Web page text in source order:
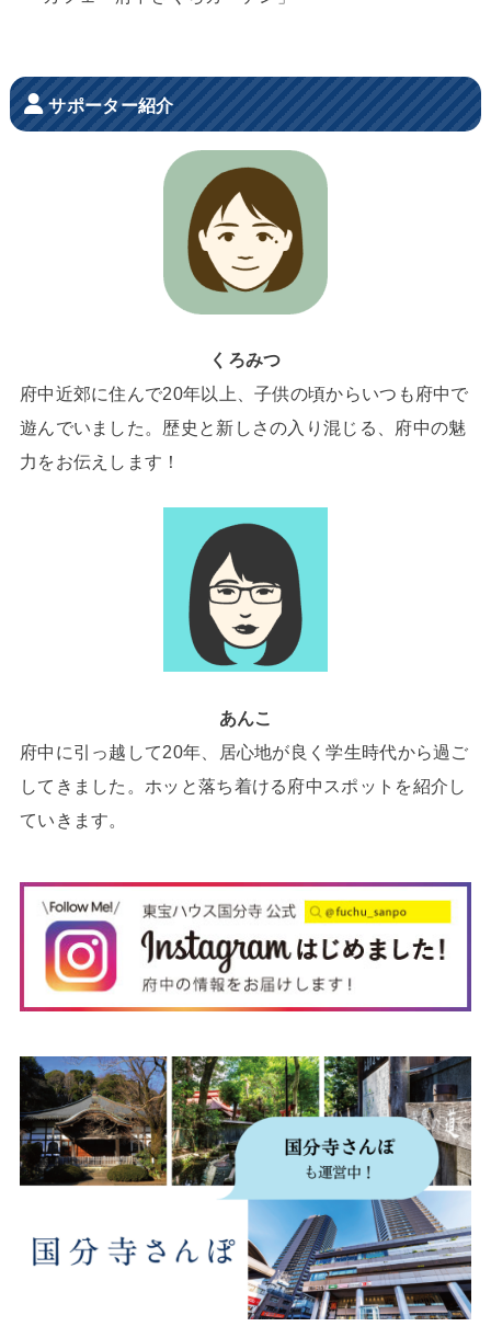
サポーター紹介
くろみつ
府中近郊に住んで20年以上、子供の頃からいつも府中で
遊んでいました。歴史と新しさの入り混じる、府中の魅
力をお伝えします！
あんこ
府中に引っ越して20年、居心地が良く学生時代から過ご
してきました。ホッと落ち着ける府中スポットを紹介し
ていきます。